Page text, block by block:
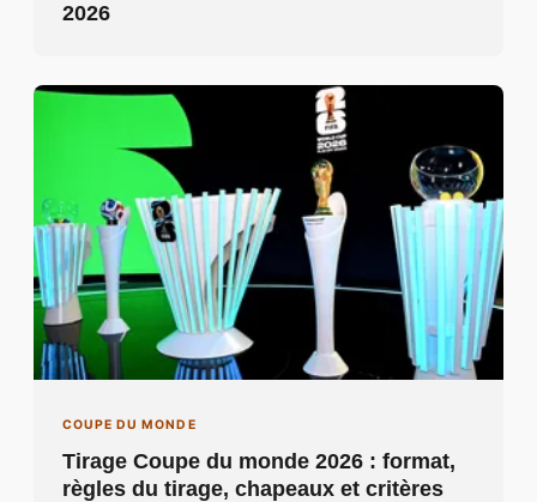
2026
COUPE DU MONDE
Tirage Coupe du monde 2026 : format,
règles du tirage, chapeaux et critères